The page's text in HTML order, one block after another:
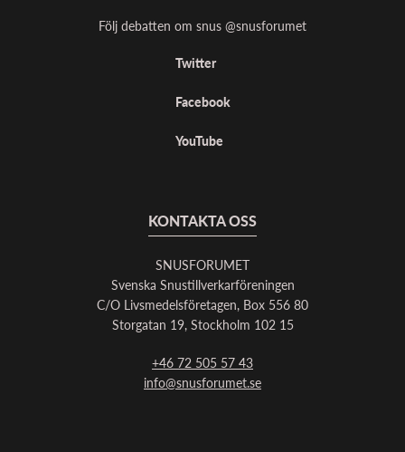
Följ debatten om snus @snusforumet
Twitter
Facebook
YouTube
KONTAKTA OSS
SNUSFORUMET
Svenska Snustillverkarföreningen
C/O Livsmedelsföretagen, Box 556 80
Storgatan 19, Stockholm 102 15
+46 72 505 57 43
info@snusforumet.se